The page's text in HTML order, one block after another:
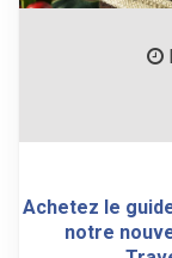
Achetez le
notre